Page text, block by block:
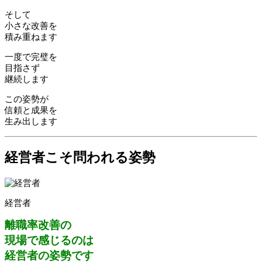
そして
小さな改善を
積み重ねます
一度で完璧を
目指さず
継続します
この姿勢が
信頼と成果を
生み出します
経営者こそ問われる姿勢
経営者
離職率改善の
現場で感じるのは
経営者の姿勢です